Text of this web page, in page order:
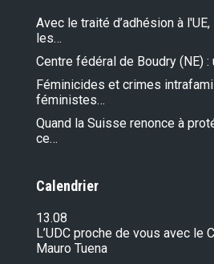
Avec le traité d’adhésion à
les…
Centre fédéral de Boudry (NE)
Féminicides et crimes
féministes…
Quand la Suisse renonce à
ce…
Calendrier
13.08
L’UDC proche de vous avec le
Mauro Tuena